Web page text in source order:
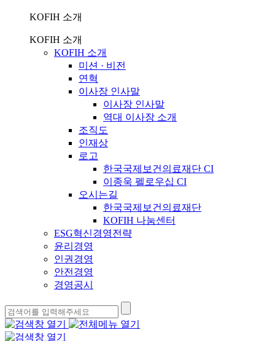
KOFIH 소개
KOFIH 소개
KOFIH 소개
미션 · 비전
연혁
이사장 인사말
이사장 인사말
역대 이사장 소개
조직도
인재상
로고
한국국제보건의료재단 CI
이종욱 펠로우십 CI
오시는길
한국국제보건의료재단
KOFIH 나눔센터
ESG혁신경영전략
윤리경영
인권경영
안전경영
경영공시